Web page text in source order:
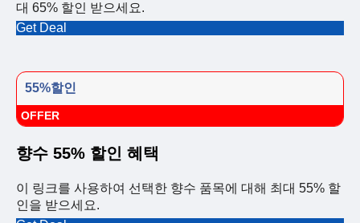
대 65% 할인 받으세요.
Get Deal
55%할인
OFFER
향수 55% 할인 혜택
이 링크를 사용하여 선택한 향수 품목에 대해 최대 55% 할
인을 받으세요.